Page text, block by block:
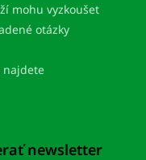
mohu vyzkoušet
otázky
najdete
newsletter